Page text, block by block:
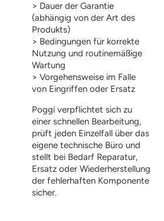
> Dauer der Garantie
(abhängig von der Art des
Produkts)
> Bedingungen für korrekte
Nutzung und routinemäßige
Wartung
> Vorgehensweise im Falle
von Eingriffen oder Ersatz
Poggi verpflichtet sich zu
einer schnellen Bearbeitung,
prüft jeden Einzelfall über das
eigene technische Büro und
stellt bei Bedarf Reparatur,
Ersatz oder Wiederherstellung
der fehlerhaften Komponente
sicher.